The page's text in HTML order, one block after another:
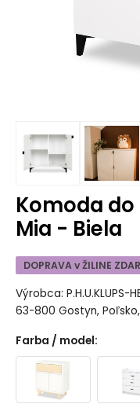
Komoda
Mia - Biela
DOPRAVA v ŽILINE
Výrobca: P.H.U.KLUPS-
63-800 Gostyn,
Farba / model: